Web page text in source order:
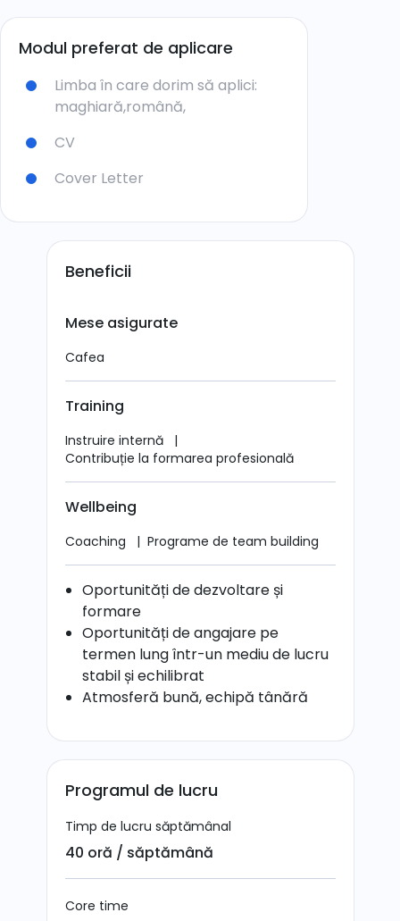
Modul preferat de aplicare
Limba în care dorim să aplici:
maghiară,română,
CV
Cover Letter
Beneficii
Mese asigurate
Cafea
Training
Instruire internă
|
Contribuție la formarea profesională
Wellbeing
Coaching | Programe de team building
Oportunități de dezvoltare și
formare
Oportunități de angajare pe
termen lung într-un mediu de lucru
stabil și echilibrat
Atmosferă bună, echipă tânără
Programul de lucru
Timp de lucru săptămânal
40 oră / săptămână
Core time